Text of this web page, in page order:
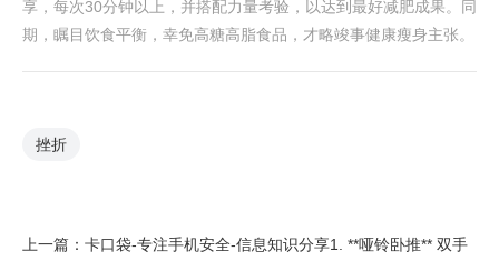
享，每次30分钟以上，并搭配力量考验，以达到最好减肥成果。同
期，瞩目饮食平衡，幸免高糖高脂食品，才略竣事健康瘦身主张。
挫折
上一篇： 卡口袋-专注手机安全-信息知识分享1. **哑铃卧推** 双手